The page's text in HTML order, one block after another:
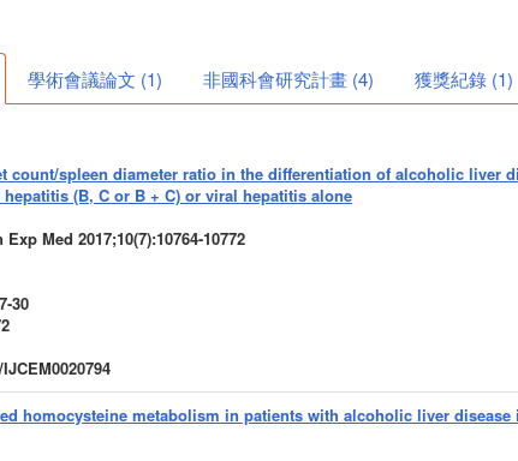
學術會議論文 (1) 非國科會研究計畫 (4) 獲獎紀錄 (1)
count/spleen diameter ratio in the differentiation of alcoholic liver
(B, C or B + C) or viral hepatitis alone
Med 2017;10(7):10764-10772
30
homocysteine metabolism in patients with alcoholic liver disease